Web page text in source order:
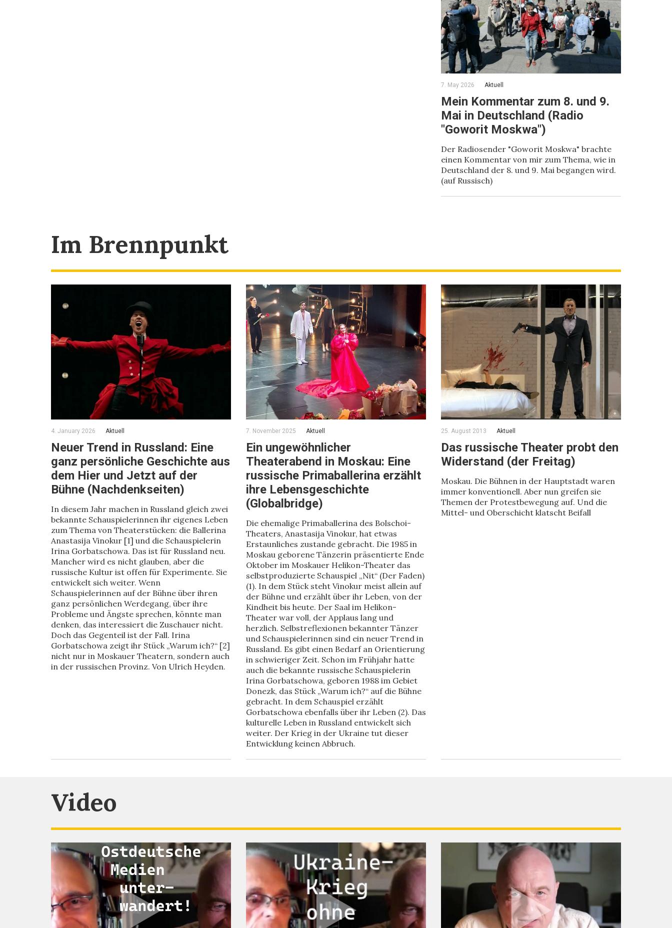
7. May 2026 Aktuell
Mein Kommentar zum 8. und 9.
Mai in Deutschland (Radio
"Goworit Moskwa")
Der Radiosender "Goworit Moskwa" brachte
einen Kommentar von mir zum Thema, wie in
Deutschland der 8. und 9. Mai begangen wird.
(auf Russisch)
Im Brennpunkt
4. January 2026 Aktuell
Neuer Trend in Russland: Eine
ganz persönliche Geschichte aus
dem Hier und Jetzt auf der
Bühne (Nachdenkseiten)
In diesem Jahr machen in Russland gleich zwei
bekannte Schauspielerinnen ihr eigenes Leben
zum Thema von Theaterstücken: die Ballerina
Anastasija Vinokur [1] und die Schauspielerin
Irina Gorbatschowa. Das ist für Russland neu.
Mancher wird es nicht glauben, aber die
russische Kultur ist offen für Experimente. Sie
entwickelt sich weiter. Wenn
Schauspielerinnen auf der Bühne über ihren
ganz persönlichen Werdegang, über ihre
Probleme und Ängste sprechen, könnte man
denken, das interessiert die Zuschauer nicht.
Doch das Gegenteil ist der Fall. Irina
Gorbatschowa zeigt ihr Stück „Warum ich?“ [2]
nicht nur in Moskauer Theatern, sondern auch
in der russischen Provinz. Von Ulrich Heyden.
7. November 2025 Aktuell
Ein ungewöhnlicher
Theaterabend in Moskau: Eine
russische Primaballerina erzählt
ihre Lebensgeschichte
(Globalbridge)
Die ehemalige Primaballerina des Bolschoi-
Theaters, Anastasija Vinokur, hat etwas
Erstaunliches zustande gebracht. Die 1985 in
Moskau geborene Tänzerin präsentierte Ende
Oktober im Moskauer Helikon-Theater das
selbstproduzierte Schauspiel „Nit“ (Der Faden)
(1). In dem Stück steht Vinokur meist allein auf
der Bühne und erzählt über ihr Leben, von der
Kindheit bis heute. Der Saal im Helikon-
Theater war voll, der Applaus lang und
herzlich. Selbstreflexionen bekannter Tänzer
und Schauspielerinnen sind ein neuer Trend in
Russland. Es gibt einen Bedarf an Orientierung
in schwieriger Zeit. Schon im Frühjahr hatte
auch die bekannte russische Schauspielerin
Irina Gorbatschowa, geboren 1988 im Gebiet
Donezk, das Stück „Warum ich?“ auf die Bühne
gebracht. In dem Schauspiel erzählt
Gorbatschowa ebenfalls über ihr Leben (2). Das
kulturelle Leben in Russland entwickelt sich
weiter. Der Krieg in der Ukraine tut dieser
Entwicklung keinen Abbruch.
25. August 2013 Aktuell
Das russische Theater probt den
Widerstand (der Freitag)
Moskau. Die Bühnen in der Hauptstadt waren
immer konventionell. Aber nun greifen sie
Themen der Protestbewegung auf. Und die
Mittel- und Oberschicht klatscht Beifall
Video